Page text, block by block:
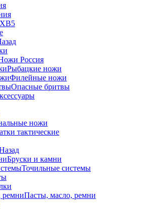
ХВ5
Россия
Рыбацкие ножи
Филейные ножи
Опасные бритвы
ножи
тактические
Бруски и камни
Точильные системы
Пасты, масло, ремни